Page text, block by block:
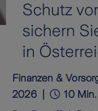
Schutz
sichern
in
Finanzen &
2026
10